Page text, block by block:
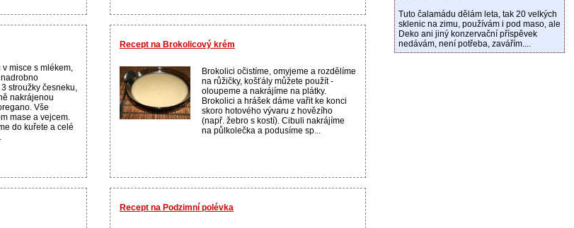
misce s mlékem,
stroužky česneku,
nakrájenou
Vše
mase a vejcem.
do kuřete a celé
Recept na Brokolicový krém
Brokolici očistíme, omyjeme a rozdělíme
na růžičky, košťály můžete použít -
oloupeme a nakrájíme na plátky.
Brokolici a hrášek dáme vařit ke konci
skoro hotového vývaru z hovězího
(např. žebro s kostí). Cibuli nakrájíme
na půlkolečka a podusíme sp...
Recept na Podzimní polévka
Tuto čalamádu dělám leta, tak 20 velkých
sklenic na zimu, používám i pod maso, ale
Deko ani jiný konzervační příspěvek
nedávám, není potřeba, zavářím....